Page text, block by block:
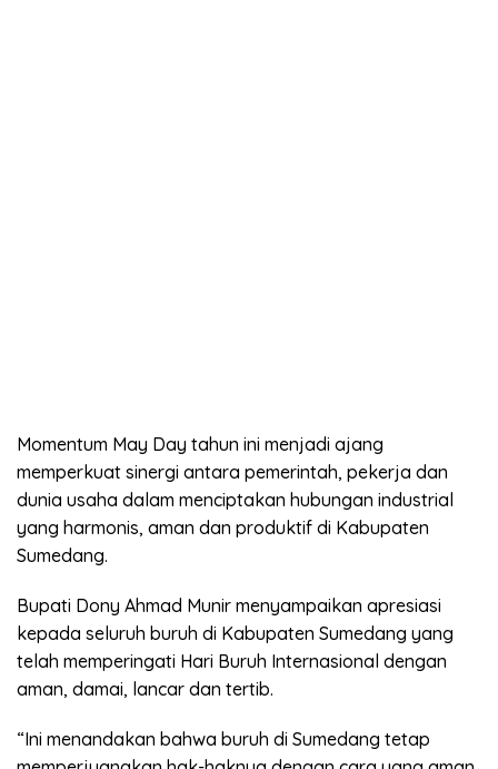
Momentum May Day tahun ini menjadi ajang
memperkuat sinergi antara pemerintah, pekerja dan
dunia usaha dalam menciptakan hubungan industrial
yang harmonis, aman dan produktif di Kabupaten
Sumedang.
Bupati Dony Ahmad Munir menyampaikan apresiasi
kepada seluruh buruh di Kabupaten Sumedang yang
telah memperingati Hari Buruh Internasional dengan
aman, damai, lancar dan tertib.
“Ini menandakan bahwa buruh di Sumedang tetap